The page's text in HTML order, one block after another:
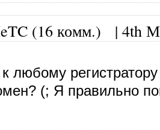
(16 комм.) | 4th
любому
(; Я правильно